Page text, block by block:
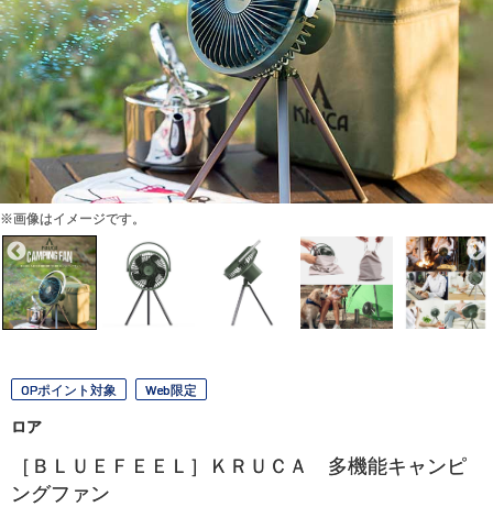
※画像はイメージです。
OPポイント対象 Web限定
ロア
［ＢＬＵＥＦＥＥＬ］ＫＲＵＣＡ 多機能キャンピ
ングファン